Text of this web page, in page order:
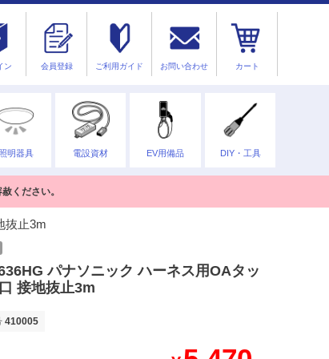
ン 会員登録 ご利用ガイド お問い合わせ カート
照明器具 電設資材 EV用備品 DIY・工具
ください。
抜止3m
パナソニック ハーネス用OAタッ
接地抜止3m
410005